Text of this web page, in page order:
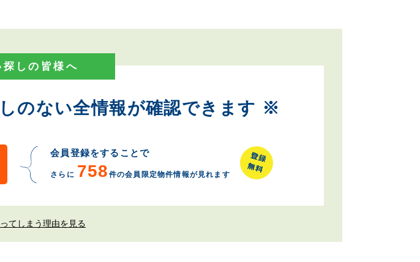
探しの皆様へ
のない全情報が確認できます ※
会員登録をすることで
さらに 758 件の会員限定物件情報が見れます
てしまう理由を見る